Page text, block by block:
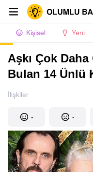
Kişisel Yeni
Aşkı Çok
Bulan 14 Ünlü
İlişkiler
- -